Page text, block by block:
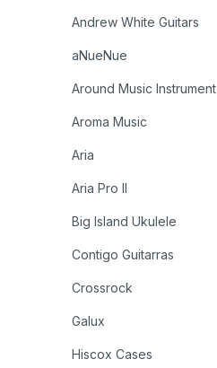
Andrew White Guitars
aNueNue
Around Music Instrument
Aroma Music
Aria
Aria Pro II
Big Island Ukulele
Contigo Guitarras
Crossrock
Galux
Hiscox Cases